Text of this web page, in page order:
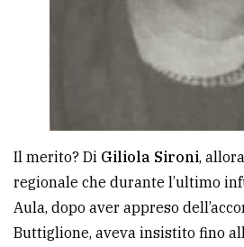
Il merito? Di Giliola Sironi,
regionale che durante l’ultimo
Aula, dopo aver appreso
Buttiglione, aveva insistito fino